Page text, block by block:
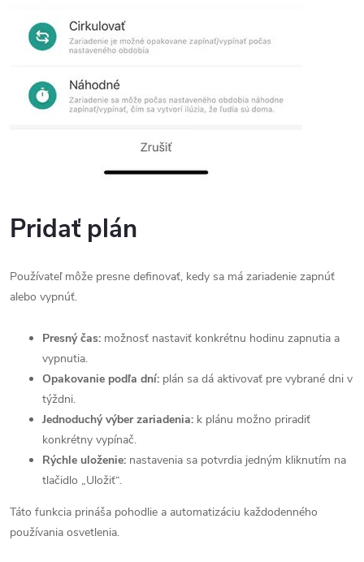
Pridať plán
Používateľ môže presne definovať, kedy sa má zariadenie zapnúť
alebo vypnúť.
Presný čas: možnosť nastaviť konkrétnu hodinu zapnutia a
vypnutia.
Opakovanie podľa dní: plán sa dá aktivovať pre vybrané dni v
týždni.
Jednoduchý výber zariadenia: k plánu možno priradiť
konkrétny vypínač.
Rýchle uloženie: nastavenia sa potvrdia jedným kliknutím na
tlačidlo „Uložiť“.
Táto funkcia prináša pohodlie a automatizáciu každodenného
používania osvetlenia.